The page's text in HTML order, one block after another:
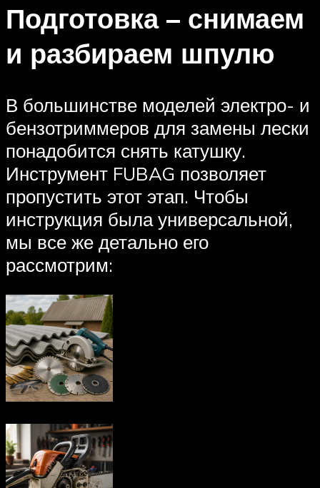
Подготовка – снимаем
и разбираем шпулю
В большинстве моделей электро- и
бензотриммеров для замены лески
понадобится снять катушку.
Инструмент FUBAG позволяет
пропустить этот этап. Чтобы
инструкция была универсальной,
мы все же детально его
рассмотрим: